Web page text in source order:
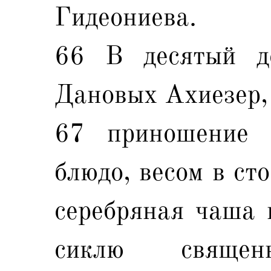
Гидеониева.
66 В десятый
Дановых
67 приношение
блюдо, весом в
серебряная чаша
сиклю